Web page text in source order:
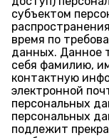
субъектом
время по
данных. Данное
себя фамилию,
контактную
электронной
персональных
персональных
подлежит